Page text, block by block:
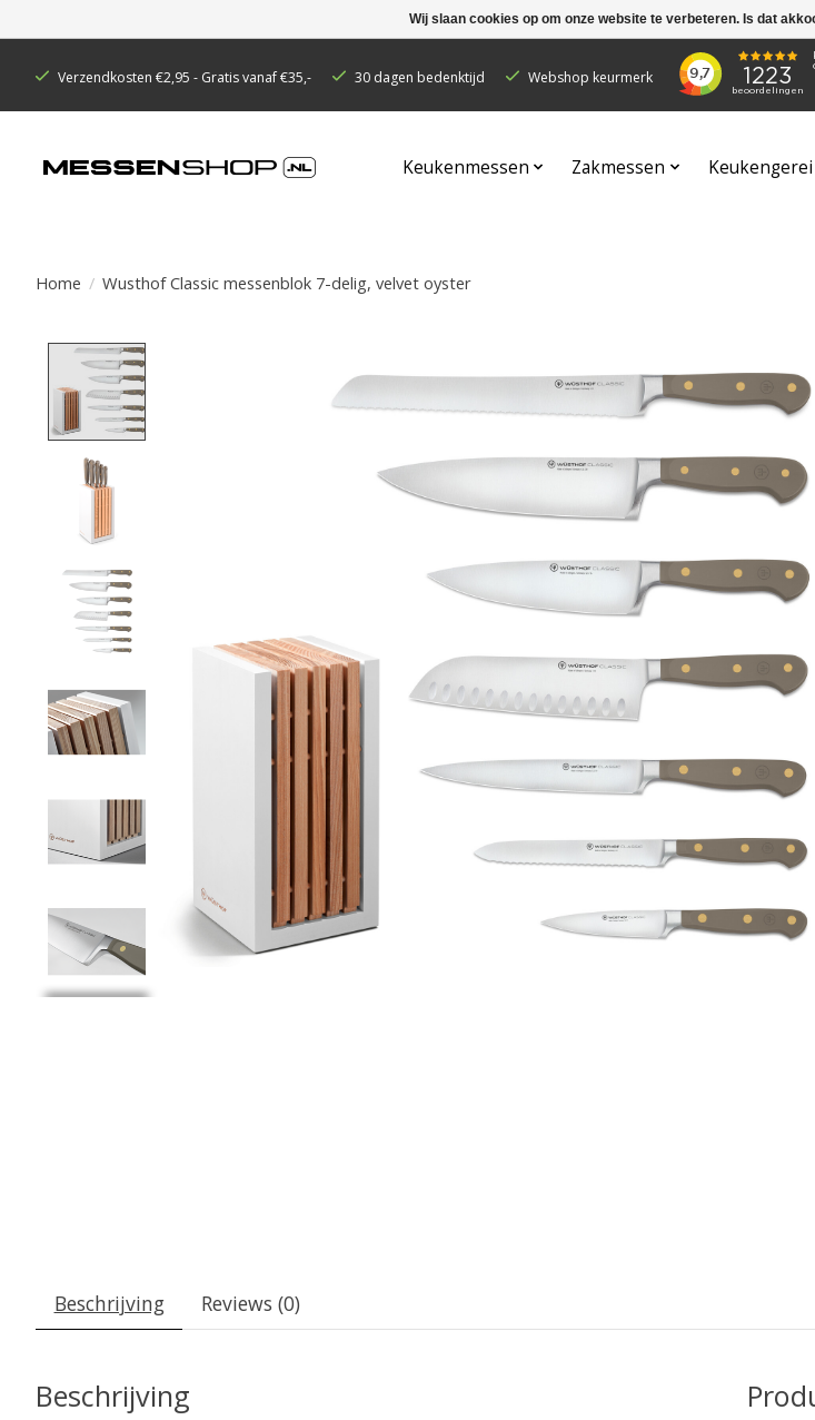
Verzendkosten €2,95 - Gratis vanaf €35,- 30 dagen bedenktijd Webshop keurmerk
Keukenmessen Zakmessen Keukengerei
Home / Wusthof Classic messenblok 7-delig, velvet oyster
Beschrijving Reviews (0)
Beschrijving
Wij slaan cookies op om onze website te verbeteren. Is dat